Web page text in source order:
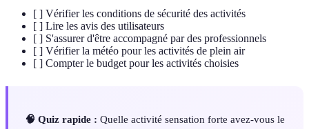
[ ] Vérifier les conditions de sécurité des activités
[ ] Lire les avis des utilisateurs
[ ] S'assurer d'être accompagné par des professionnels
[ ] Vérifier la météo pour les activités de plein air
[ ] Compter le budget pour les activités choisies
🧠 Quiz rapide : Quelle activité sensation forte avez-vous le